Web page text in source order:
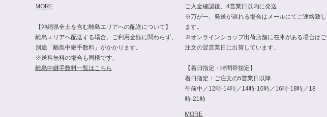
MORE
【沖縄県全土を含む離島エリアへの配送について】
離島エリアへ配送する場合、ご利用金額に関わらず、
別途「離島中継手数料」がかかります。
※送料無料の場合も同様です。
離島中継手数料一覧はこちら
ご入金確認後、4営業日以内に発送
※万が一、発送が遅れる場合はメールにてご連絡致し
ます。
※オンラインショップ出荷店舗に在庫がある場合はご
注文の翌営業日に出荷しています。
【着日指定・時間帯指定】
着日指定：ご注文の5営業日以降
午前中／12時-14時／14時-16時／16時-18時／18
時-21時
MORE